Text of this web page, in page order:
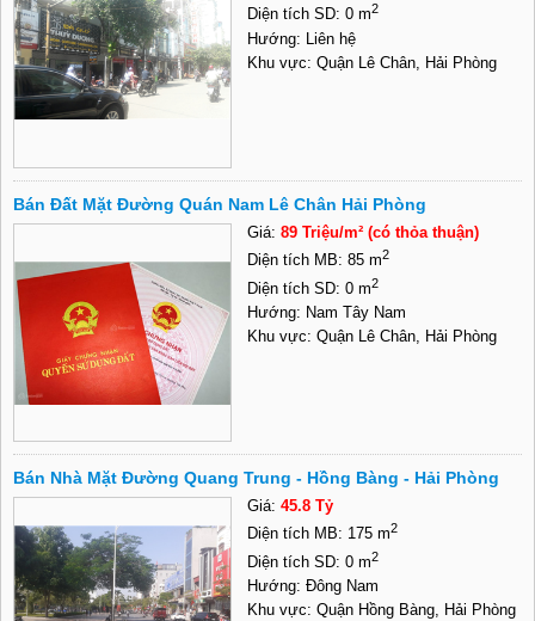
Diện tích SD: 0 m2
Hướng: Liên hệ
Khu vực: Quận Lê Chân, Hải Phòng
Bán Đất Mặt Đường Quán Nam Lê Chân Hải Phòng
Giá: 89 Triệu/m² (có thỏa thuận)
Diện tích MB: 85 m2
Diện tích SD: 0 m2
Hướng: Nam Tây Nam
Khu vực: Quận Lê Chân, Hải Phòng
Bán Nhà Mặt Đường Quang Trung - Hồng Bàng - Hải Phòng
Giá: 45.8 Tỷ
Diện tích MB: 175 m2
Diện tích SD: 0 m2
Hướng: Đông Nam
Khu vực: Quận Hồng Bàng, Hải Phòng